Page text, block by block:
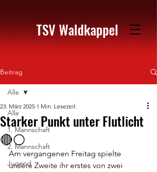
TSV Waldkappel
Beitrag
Alle
1. Mannschaft
2. Mannschaft
Jugend
Alle
Starker Punkt unter Flutlicht
🔴⚪️
23. März 2025 1 Min. Lesezeit
Am vergangenen Freitag spielte
unsere Zweite ihr erstes von zwei